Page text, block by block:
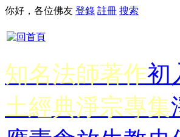
你好，各位佛友 登錄 註冊 搜索
知名法師著作初
土經典淨宗專集